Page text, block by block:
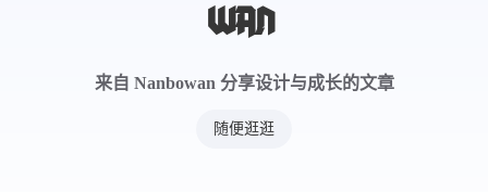
来自 Nanbowan 分享设计与成长的文章
随便逛逛